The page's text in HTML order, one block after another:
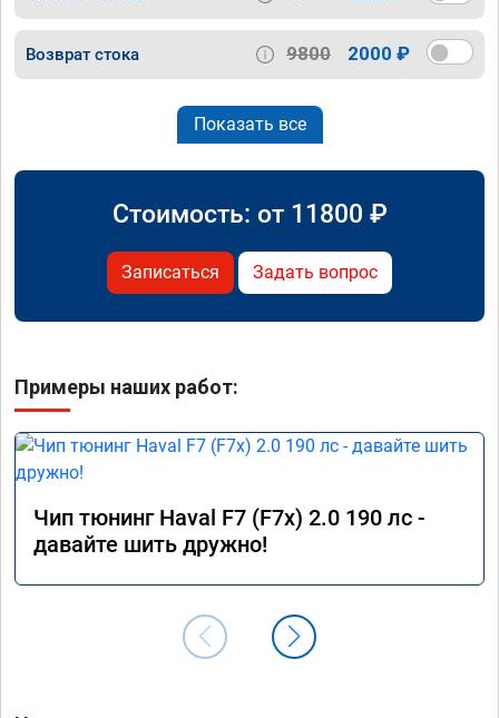
Возврат стока 9800 2000 ₽
Показать все
Стоимость: от 11800 ₽
Записаться Задать вопрос
Примеры наших работ:
Чип тюнинг Haval F7 (F7x) 2.0 190 лс -
давайте шить дружно!